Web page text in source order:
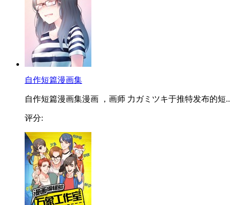
自作短篇漫画集
自作短篇漫画集漫画 ，画师 力ガミツキ于推特发布的短
评分: